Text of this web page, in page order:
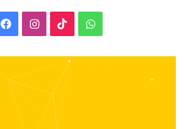
FacebookInstagram
TikTokWhatsApp